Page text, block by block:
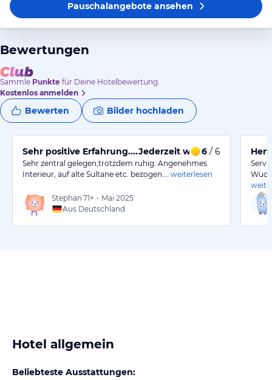
Pauschalangeboteansehen
Bewertungen
Sammle Punkte für Deine Hotelbewertung.
Kostenlos anmelden
Bewerten Bilder hochladen
Sehr positive Erfahrung....Jederzeit wieder!
6 / 6
Sehr zentral gelegen,trotzdem ruhig. Angenehmes
Interieur, auf alte Sultane etc. bezogen.…
weiterlesen
Stephan 71+ • Mai 2025
Aus Deutschland
Hotel allgemein
Beliebteste Ausstattungen: